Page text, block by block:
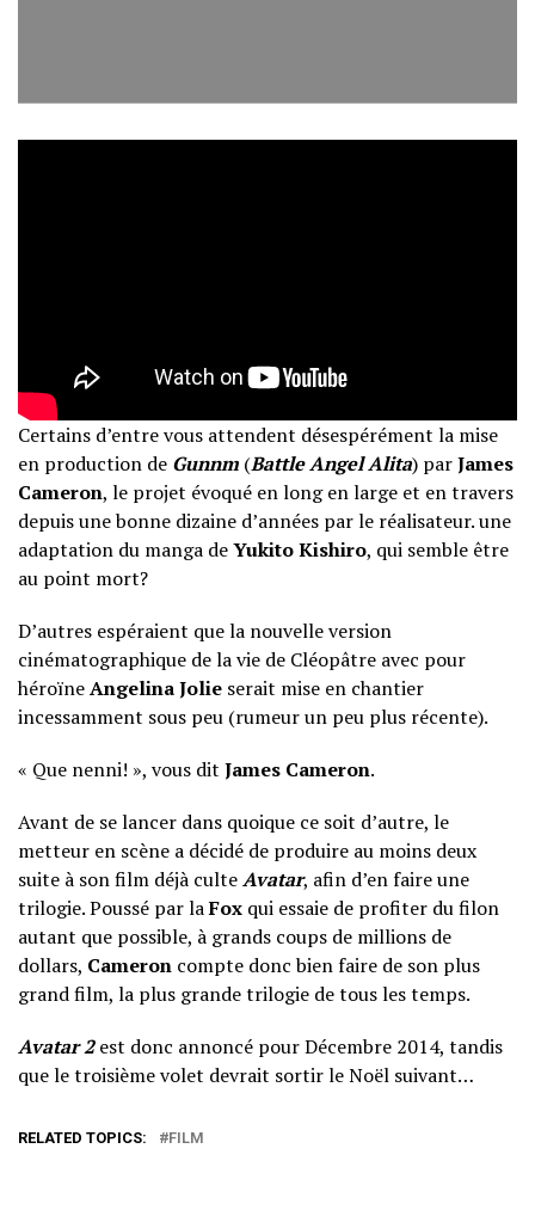
Certains d’entre vous attendent désespérément la mise
en production de Gunnm (Battle Angel Alita) parJames
Cameron, le projet évoqué en long en large et en travers
depuis une bonne dizaine d’années par le réalisateur. une
adaptation du manga deYukito Kishiro, qui semble être
au point mort?
D’autres espéraient que la nouvelle version
cinématographique de la vie de Cléopâtre avec pour
héroïneAngelina Jolie serait mise en chantier
incessamment sous peu (rumeur un peu plus récente).
« Que nenni! », vous dit James Cameron.
Avant de se lancer dans quoique ce soit d’autre, le
metteur en scène a décidé de produire au moins deux
suite à son film déjà culteAvatar, afin d’en faire une
trilogie. Poussé par laFox qui essaie de profiter du filon
autant que possible, à grands coups de millions de
dollars, Cameron compte donc bien faire de son plus
grand film, la plus grande trilogie de tous les temps.
Avatar 2est donc annoncé pour Décembre 2014, tandis
que le troisième volet devrait sortir le Noël suivant…
RELATED TOPICS: FILM